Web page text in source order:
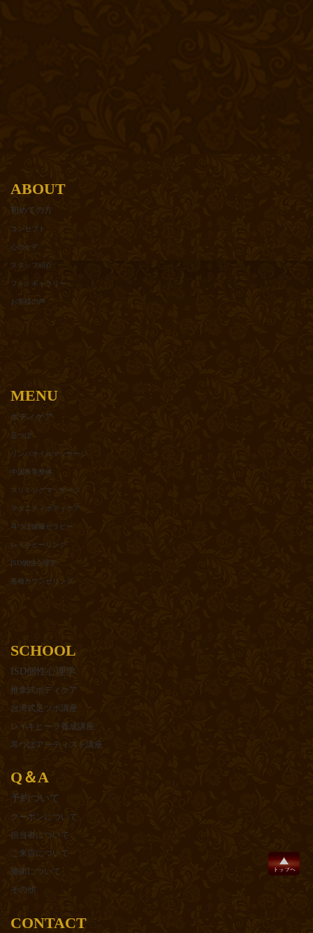
ABOUT
初めての方
コンセプト
心のケア
スタッフ紹介
フォトギャラリー
お客様の声
MENU
ボディケア
足つぼ
リンパオイルマッサージ
中国推拿整体
スリミングマッサージ
マタニティボディケア
耳つぼ健康セラピー
レイキヒーリング
ISD個性心理学
各種カウンセリング
SCHOOL
ISD個性心理学
推拿式ボディケア
台湾式足ツボ講座
レイキヒーラ養成講座
耳つぼアーティスト講座
Q＆A
予約ついて
クーポンについて
担当者について
ご来店について
施術について
その他
CONTACT